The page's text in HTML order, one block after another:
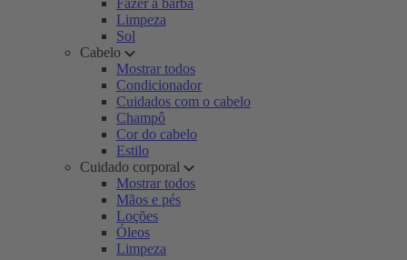
Fazer a barba
Limpeza
Sol
Cabelo
Mostrar todos
Condicionador
Cuidados com o cabelo
Champô
Cor do cabelo
Estilo
Cuidado corporal
Mostrar todos
Mãos e pés
Loções
Óleos
Limpeza